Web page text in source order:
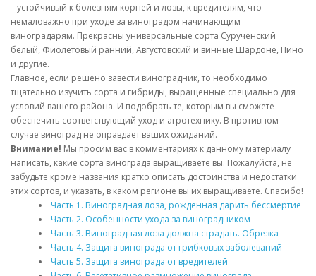
– устойчивый к болезням корней и лозы, к вредителям, что
немаловажно при уходе за виноградом начинающим
виноградарям. Прекрасны универсальные сорта Сурученский
белый, Фиолетовый ранний, Августовский и винные Шардоне, Пино
и другие.
Главное, если решено завести виноградник, то необходимо
тщательно изучить сорта и гибриды, выращенные специально для
условий вашего района. И подобрать те, которым вы сможете
обеспечить соответствующий уход и агротехнику. В противном
случае виноград не оправдает ваших ожиданий.
Внимание! Мы просим вас в комментариях к данному материалу
написать, какие сорта винограда выращиваете вы. Пожалуйста, не
забудьте кроме названия кратко описать достоинства и недостатки
этих сортов, и указать, в каком регионе вы их выращиваете. Спасибо!
Часть 1. Виноградная лоза, рожденная дарить бессмертие
Часть 2. Особенности ухода за виноградником
Часть 3. Виноградная лоза должна страдать. Обрезка
Часть 4. Защита винограда от грибковых заболеваний
Часть 5. Защита винограда от вредителей